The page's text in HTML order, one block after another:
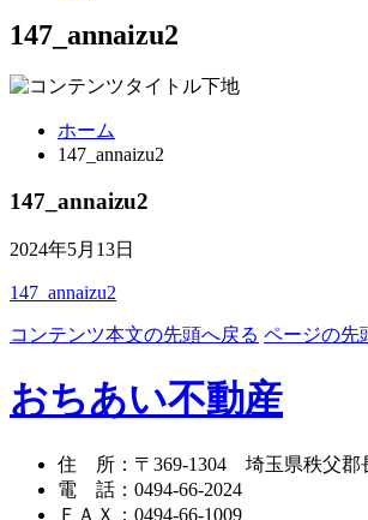
147_annaizu2
ホーム
147_annaizu2
147_annaizu2
2024年5月13日
147_annaizu2
コンテンツ本文の先頭へ戻る ページの先
おちあい不動産
住 所 ： 〒369-1304 埼玉県秩父郡
電 話 ： 0494-66-2024
ＦＡＸ
： 0494-66-1009